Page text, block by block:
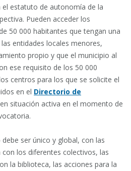
estatuto de autonomía de la
Pueden acceder los
50 000 habitantes que tengan una
entidades locales menores,
propio y que el municipio al
ese requisito de los 50 000
centros para los que se solicite el
en el Directorio de
situación activa en el momento de
ser único y global, con las
con los diferentes colectivos, las
la biblioteca, las acciones para la